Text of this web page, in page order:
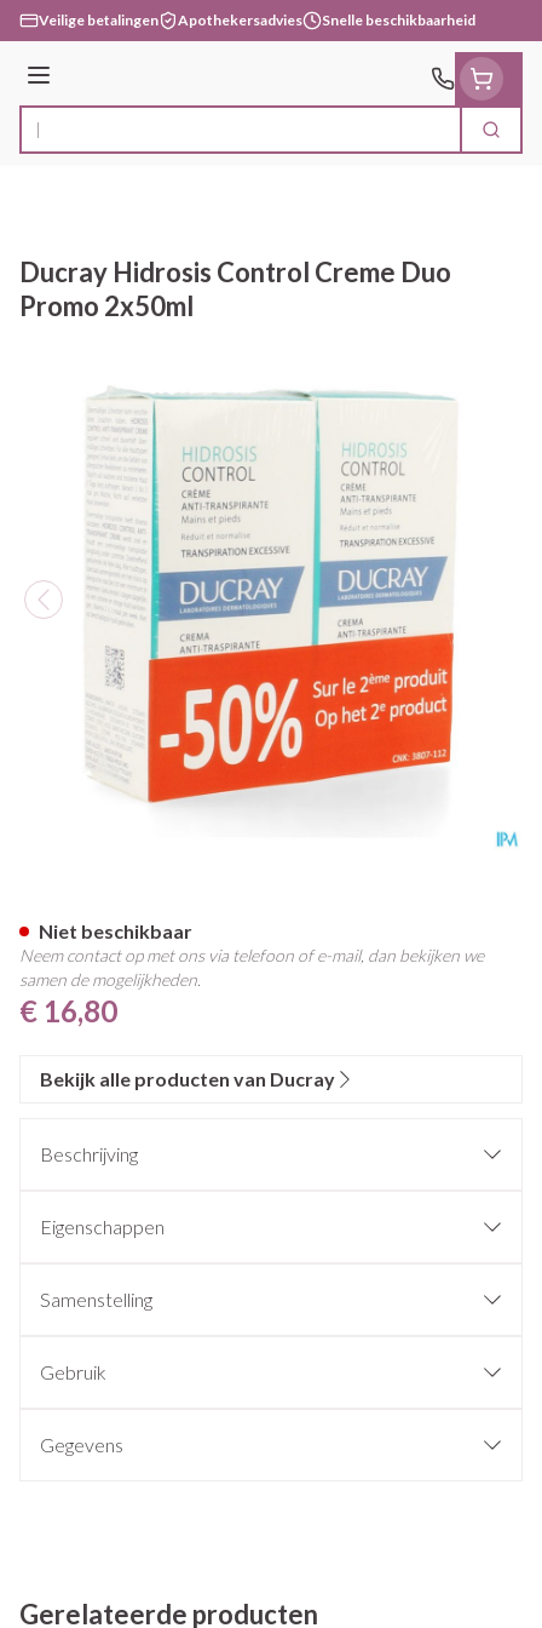
Ga naar de inhoud
Veilige betalingen Apothekersadvies Snelle beschikbaarheid
Menu
Product, merk, categorie... Zoek
Ducray Hidrosis Control Creme Duo
Promo 2x50ml
€ 16,80
Niet beschikbaar
Neem contact op met ons via telefoon of e-mail, dan bekijken we
samen de mogelijkheden.
Bekijk alle producten van Ducray
Beschrijving
Eigenschappen
Samenstelling
Gebruik
Gegevens
Gerelateerde producten